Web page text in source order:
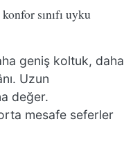
sınıfı uyku
geniş koltuk, daha
Uzun
değer.
mesafe seferler